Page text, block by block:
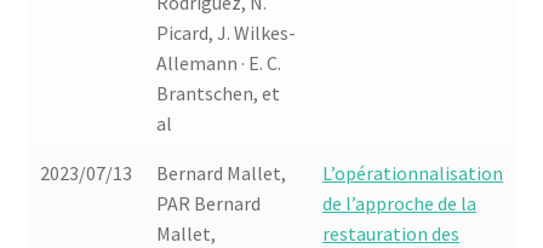
Picard, J. Wilkes-
Allemann · E. C.
Brantschen, et
al
2023/07/13
Bernard Mallet,
PAR Bernard
Mallet,
L’opérationnalisation
de l’approche de la
restauration des